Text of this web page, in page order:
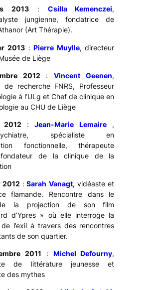
2013 : Csilla Kemenczei,
jungienne, fondatrice de
(Art Thérapie).
2013:Pierre Muylle, directeur
de Liège
2012 :Vincent Geenen,
de recherche FNRS, Professeur
à l’ULg et Chef de clinique en
au CHU de Liège
:Jean-Marie Lemaire,
spécialiste en
fonctionnelle, thérapeute
fondateur de la clinique de la
2012 : Sarah Vanagt, vidéaste et
flamande. Rencontre dans le
la projection de son film
d’Ypres » où elle interroge la
l’exil à travers des rencontres
de son quartier.
2011 : Michel Defourny,
de littérature jeunesse et
des mythes